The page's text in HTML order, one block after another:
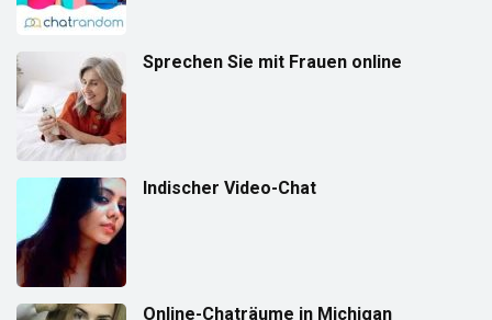
Sprechen Sie mit Frauen online
Indischer Video-Chat
Online-Chaträume in Michigan